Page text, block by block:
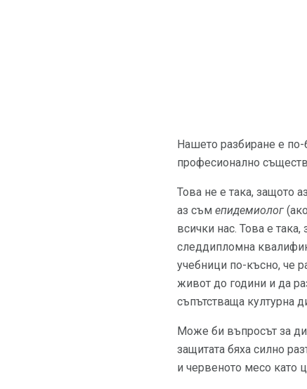
Нашето разбиране е по-
професионално
Това не е така, защото
аз съм епидемиолог
всички нас. Това е
следдипломна
учебници по-късно, че
живот до години и да
съпътстваща културна
Може би въпросът за
защитата бяха силно
и червеното месо като